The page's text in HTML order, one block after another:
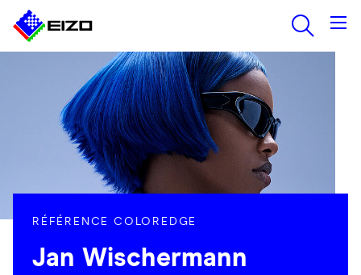
RÉFÉRENCE COLOREDGE
Jan Wischermann